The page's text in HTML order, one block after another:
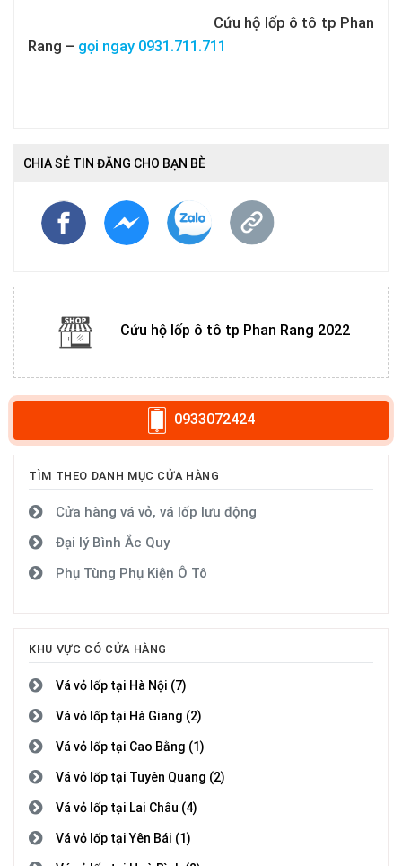
Cứu hộ lốp ô tô tp Phan
Rang – gọi ngay 0931.711.711
CHIA SẺ TIN ĐĂNG CHO BẠN BÈ
Cứu hộ lốp ô tô tp Phan Rang 2022
0933072424
TÌM THEO DANH MỤC CỬA HÀNG
Cửa hàng vá vỏ, vá lốp lưu động
Đại lý Bình Ắc Quy
Phụ Tùng Phụ Kiện Ô Tô
KHU VỰC CÓ CỬA HÀNG
Vá vỏ lốp tại Hà Nội (7)
Vá vỏ lốp tại Hà Giang (2)
Vá vỏ lốp tại Cao Bằng (1)
Vá vỏ lốp tại Tuyên Quang (2)
Vá vỏ lốp tại Lai Châu (4)
Vá vỏ lốp tại Yên Bái (1)